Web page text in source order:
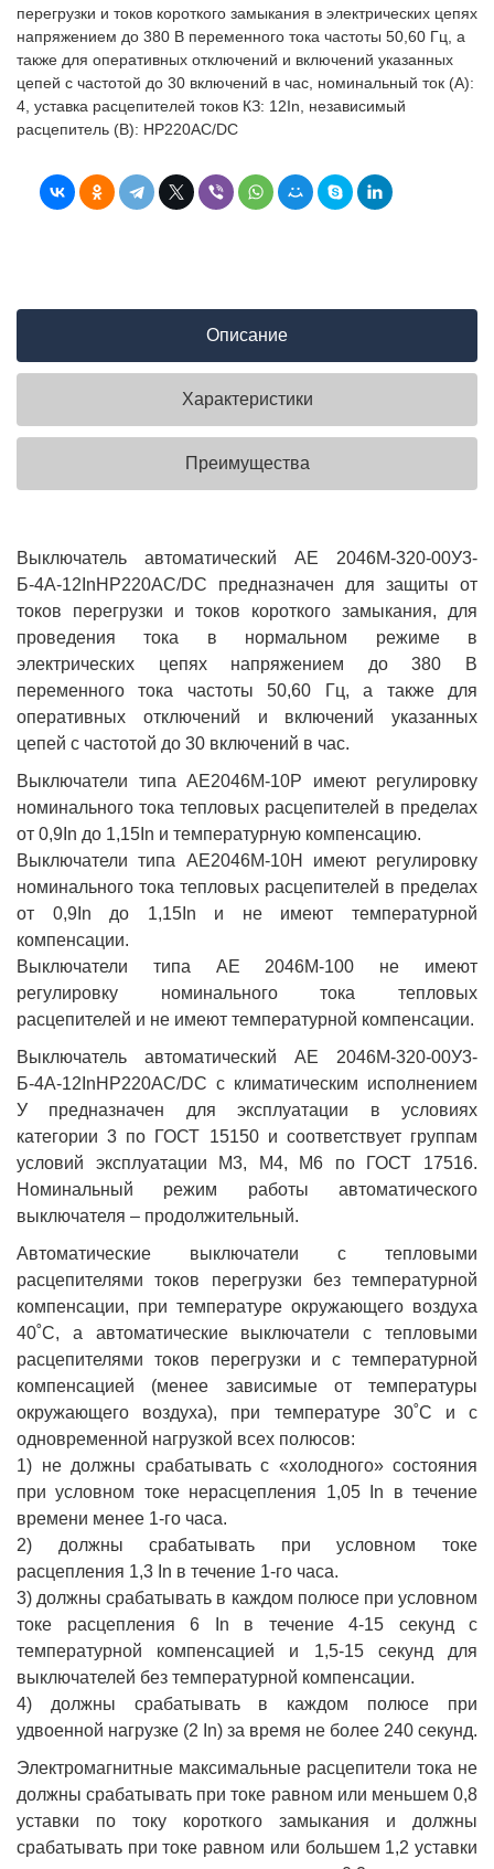
перегрузки и токов короткого замыкания в электрических цепях
напряжением до 380 В переменного тока частоты 50,60 Гц, а
также для оперативных отключений и включений указанных
цепей с частотой до 30 включений в час, номинальный ток (А):
4, уставка расцепителей токов КЗ: 12In, независимый
расцепитель (В): НР220AC/DC
Описание
Характеристики
Преимущества
Выключатель автоматический АЕ 2046М-320-00У3-
Б-4А-12InНР220AC/DC предназначен для защиты от
токов перегрузки и токов короткого замыкания, для
проведения тока в нормальном режиме в
электрических цепях напряжением до 380 В
переменного тока частоты 50,60 Гц, а также для
оперативных отключений и включений указанных
цепей с частотой до 30 включений в час.
Выключатели типа АЕ2046М-10Р имеют регулировку
номинального тока тепловых расцепителей в пределах
от 0,9In до 1,15In и температурную компенсацию.
Выключатели типа АЕ2046М-10Н имеют регулировку
номинального тока тепловых расцепителей в пределах
от 0,9In до 1,15In и не имеют температурной
компенсации.
Выключатели типа АЕ 2046М-100 не имеют
регулировку номинального тока тепловых
расцепителей и не имеют температурной компенсации.
Выключатель автоматический АЕ 2046М-320-00У3-
Б-4А-12InНР220AC/DC с климатическим исполнением
У предназначен для эксплуатации в условиях
категории 3 по ГОСТ 15150 и соответствует группам
условий эксплуатации М3, М4, М6 по ГОСТ 17516.
Номинальный режим работы автоматического
выключателя – продолжительный.
Автоматические выключатели с тепловыми
расцепителями токов перегрузки без температурной
компенсации, при температуре окружающего воздуха
40˚С, а автоматические выключатели с тепловыми
расцепителями токов перегрузки и с температурной
компенсацией (менее зависимые от температуры
окружающего воздуха), при температуре 30˚С и с
одновременной нагрузкой всех полюсов:
1) не должны срабатывать с «холодного» состояния
при условном токе нерасцепления 1,05 In в течение
времени менее 1-го часа.
2) должны срабатывать при условном токе
расцепления 1,3 In в течение 1-го часа.
3) должны срабатывать в каждом полюсе при условном
токе расцепления 6 In в течение 4-15 секунд с
температурной компенсацией и 1,5-15 секунд для
выключателей без температурной компенсации.
4) должны срабатывать в каждом полюсе при
удвоенной нагрузке (2 In) за время не более 240 секунд.
Электромагнитные максимальные расцепители тока не
должны срабатывать при токе равном или меньшем 0,8
уставки по току короткого замыкания и должны
срабатывать при токе равном или большем 1,2 уставки